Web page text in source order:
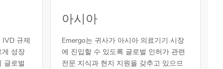
규제
게 성장
글로벌
아시아
Emergo는 귀사가 아시아 의료기기 시장
에 진입할 수 있도록 글로벌 인허가 관련
전문 지식과 현지 지원을 갖추고 있으므